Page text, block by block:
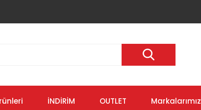
İNDİRİM OUTLET Markalarımız